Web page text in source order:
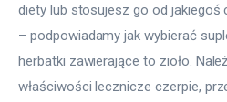
diety lub stosujesz go od jakiegoś
– podpowiadamy jak wybierać
herbatki zawierające to zioło.
właściwości lecznicze czerpie,